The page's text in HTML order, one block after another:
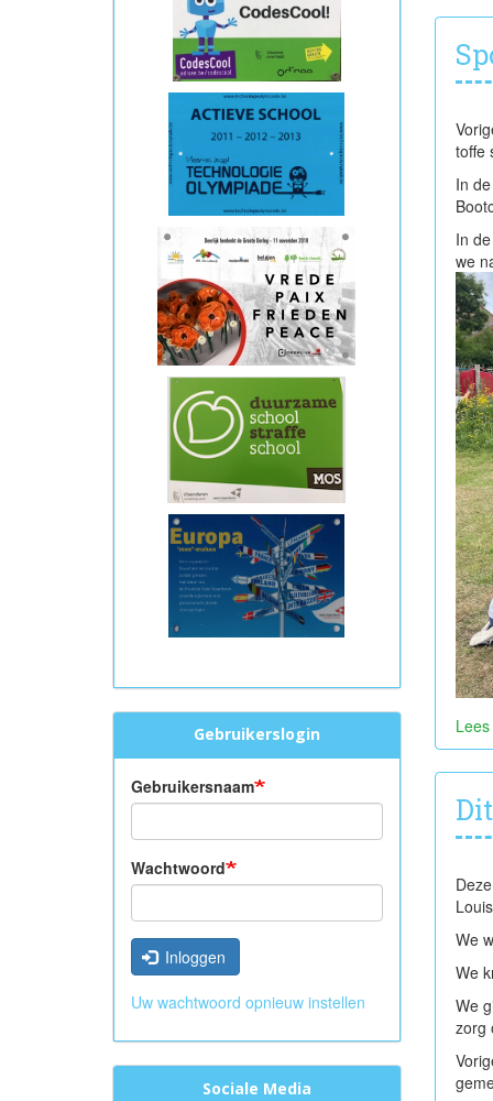
toffe
In
In
we
We
We
We
zorg
Gebruikerslogin
Gebruikersnaam
Wachtwoord
Inloggen
Uw wachtwoord opnieuw instellen
Sociale Media